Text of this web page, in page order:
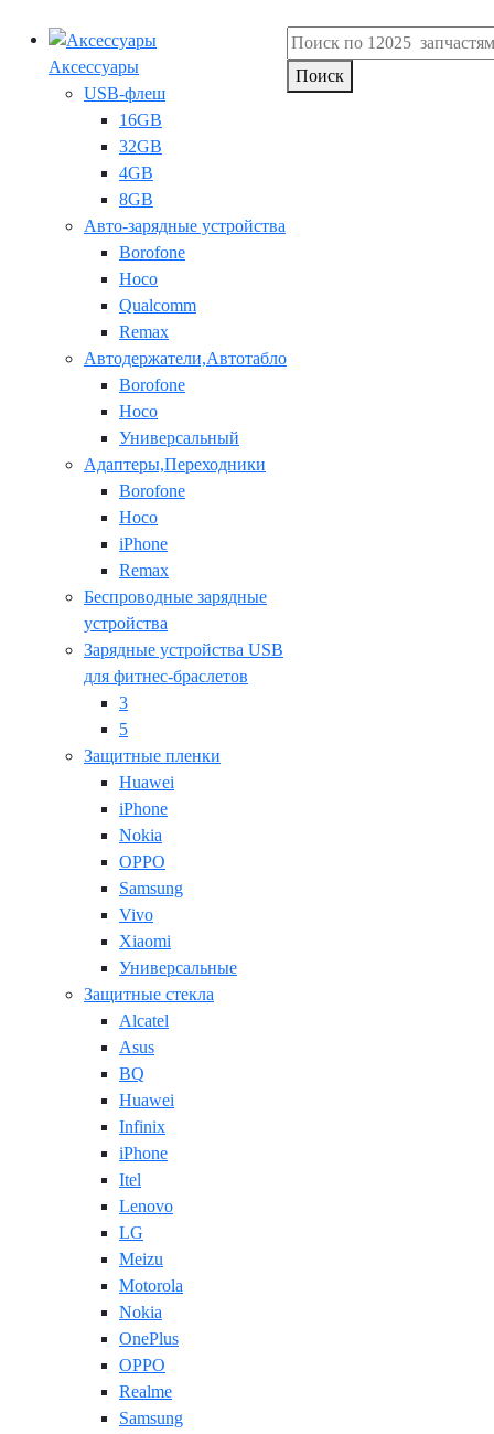
Аксессуары
USB-флеш
16GB
32GB
4GB
8GB
Авто-зарядные устройства
Borofone
Hoco
Qualcomm
Remax
Автодержатели,Автотабло
Borofone
Hoco
Универсальный
Адаптеры,Переходники
Borofone
Hoco
iPhone
Remax
Беспроводные зарядные
устройства
Зарядные устройства USB
для фитнес-браслетов
3
5
Защитные пленки
Huawei
iPhone
Nokia
OPPO
Samsung
Vivo
Xiaomi
Универсальные
Защитные стекла
Alcatel
Asus
BQ
Huawei
Infinix
iPhone
Itel
Lenovo
LG
Meizu
Motorola
Nokia
OnePlus
OPPO
Realme
Samsung
Поиск